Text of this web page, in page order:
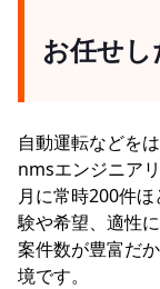
お任せ
自動運転などを
nmsエンジニア
月に常時200件
験や希望、適性
案件数が豊富だ
境です。